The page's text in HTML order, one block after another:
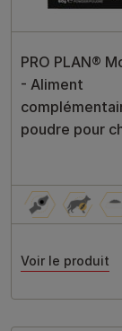
PRO PLAN®
- Aliment
poudre pour
Voir le produit